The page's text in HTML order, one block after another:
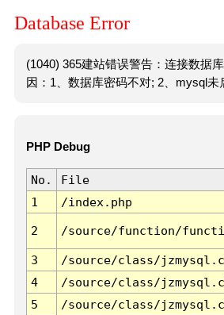
Database Error
(1040) 365建站错误警告：连接数据
因：1、数据库密码不对; 2、mysql未
PHP Debug
No. File
1
/index.php
2 /source/function/
3 /source/class/
4
/source/class/
5
/source/class/